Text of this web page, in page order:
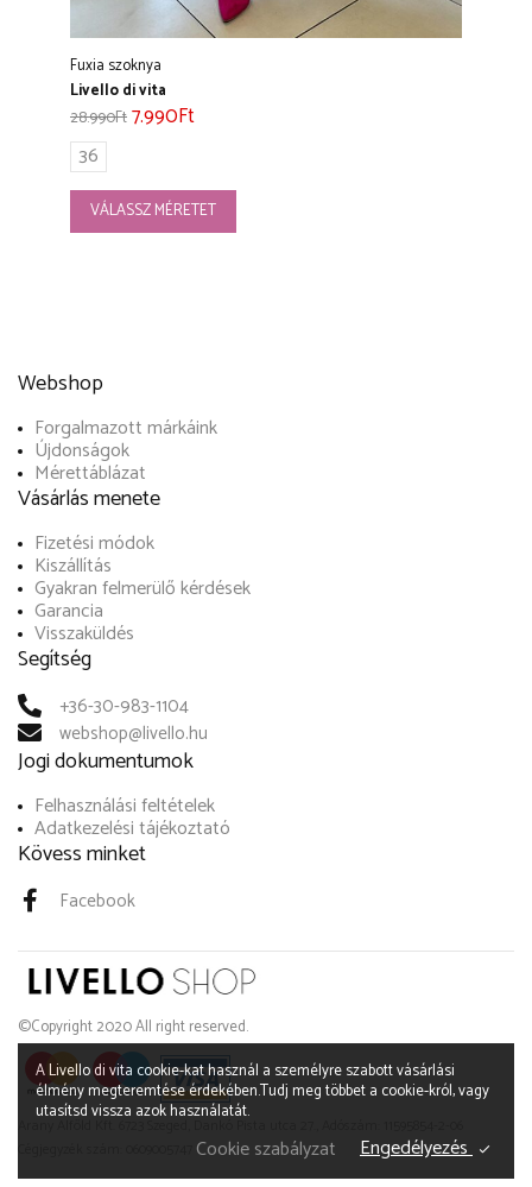
Fuxia szoknya
Livello di vita
28.990Ft7.990Ft
36
VÁLASSZ MÉRETET
Webshop
Forgalmazott márkáink
Újdonságok
Mérettáblázat
Vásárlás menete
Fizetési módok
Kiszállítás
Gyakran felmerülő kérdések
Garancia
Visszaküldés
Segítség
+36-30-983-1104
webshop@livello.hu
Jogi dokumentumok
Felhasználási feltételek
Adatkezelési tájékoztató
Kövess minket
Facebook
©Copyright 2020 All right reserved.
A Livello di vita cookie-kat használ a személyre szabott vásárlási
élmény megteremtése érdekében.Tudj meg többet a cookie-król, vagy
utasítsd vissza azok használatát.
Cookie szabályzat Engedélyezés